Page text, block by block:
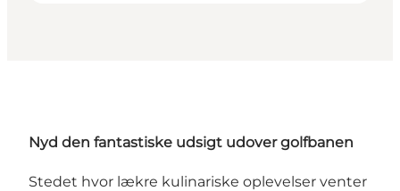
Nyd den fantastiske udsigt udover golfbanen
Stedet hvor lækre kulinariske oplevelser venter